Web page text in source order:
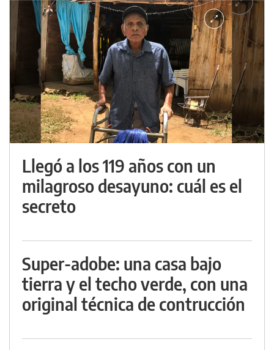
Llegó a los 119 años con un
milagroso desayuno: cuál es el
secreto
Super-adobe: una casa bajo
tierra y el techo verde, con una
original técnica de contrucción